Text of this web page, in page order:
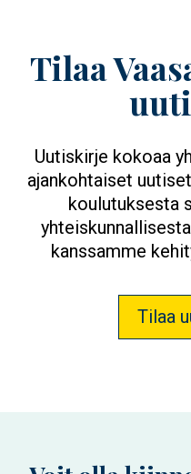
Tilaa
Uutiskirje kokoaa
ajankohtaiset
koulutuksesta
kanssamme
Tilaa